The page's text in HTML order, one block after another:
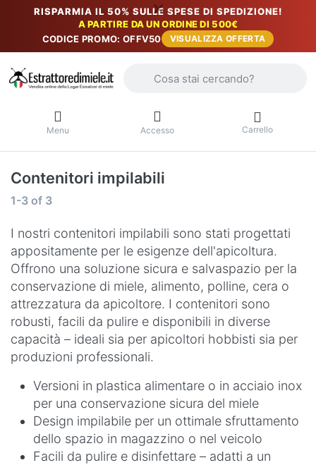
RISPARMIA IL 50% SULLE SPESE DI SPEDIZIONE!
A PARTIRE DA UN ORDINE DI 500€
CODICE PROMO: OFFV50
VISUALIZZA OFFERTA
Menu Accesso Carrello
Contenitori impilabili
Risultati della ricerca:
1-3 of 3
I nostri contenitori impilabili sono stati progettati
appositamente per le esigenze dell'apicoltura.
Offrono una soluzione sicura e salvaspazio per la
conservazione di miele, alimento, polline, cera o
attrezzatura da apicoltore. I contenitori sono
robusti, facili da pulire e disponibili in diverse
capacità – ideali sia per apicoltori hobbisti sia per
produzioni professionali.
Versioni in plastica alimentare o in acciaio inox
per una conservazione sicura del miele
Design impilabile per un ottimale sfruttamento
dello spazio in magazzino o nel veicolo
Facili da pulire e disinfettare – adatti a un